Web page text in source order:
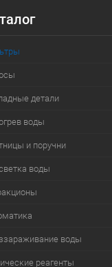
детали
воды
и поручни
воды
воды
реагенты